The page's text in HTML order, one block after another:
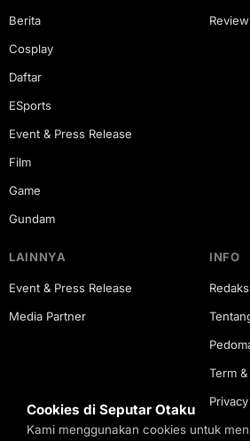
Cookies di Seputar Otaku
Kami menggunakan cookies untuk
Berita
Cosplay
Daftar
ESports
Event & Press Release
Film
Game
Gundam
Review
LAINNYA
Event & Press Release
Media Partner
INFO
Term